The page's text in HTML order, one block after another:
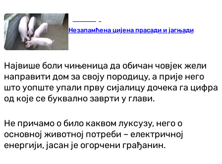
Незапамћена цијена прасади и јагњади
Највише боли чињеница да обичан човјек жели
направити дом за своју породицу, а прије него
што уопште упали прву сијалицу дочека га цифра
од које се буквално заврти у глави.
Не причамо о било каквом луксузу, него о
основној животној потреби – електричној
енергији, јасан је огорчени грађанин.